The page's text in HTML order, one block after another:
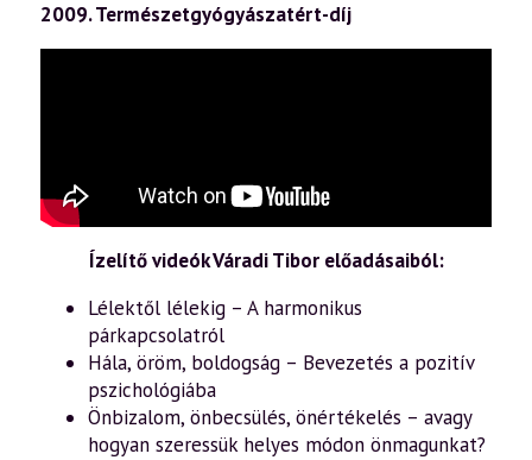
2009. Természetgyógyászatért-díj
Ízelítő videók Váradi Tibor előadásaiból:
Lélektől lélekig – A harmonikus
párkapcsolatról
Hála, öröm, boldogság – Bevezetés a pozitív
pszichológiába
Önbizalom, önbecsülés, önértékelés – avagy
hogyan szeressük helyes módon önmagunkat?